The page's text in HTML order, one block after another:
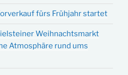
fürs Frühjahr startet
Weihnachtsmarkt
Atmosphäre rund ums